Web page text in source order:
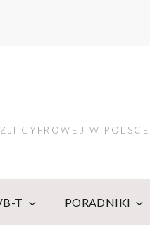
CYFROWEJ W POLSCE.
T PORADNIKI